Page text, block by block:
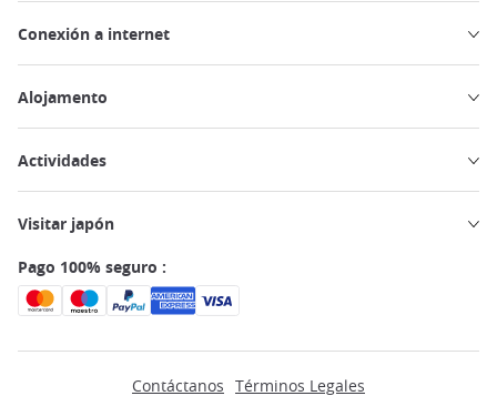
Conexión a internet
Alojamento
Actividades
Visitar japón
Pago 100% seguro :
Contáctanos Términos Legales